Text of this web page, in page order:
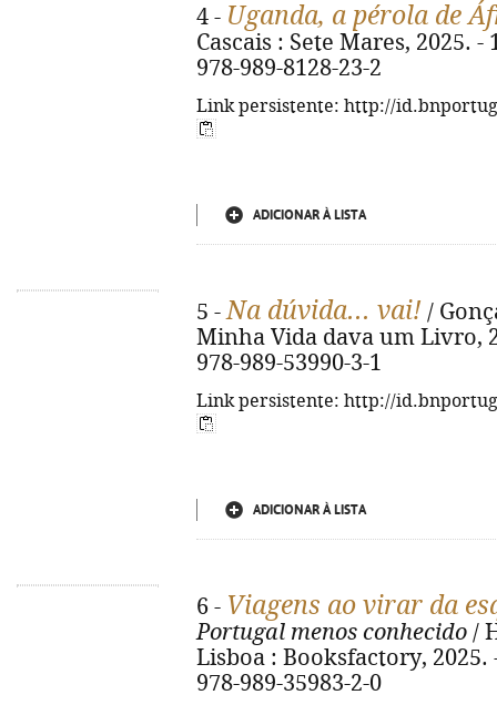
4 - Uganda, a pérola de
Cascais : Sete Mares, 2025.
978-989-8128-23-2
Link persistente: http://
ADICIONAR À LISTA
5 -Na dúvida... vai! /
Minha Vida dava um Livro,
978-989-53990-3-1
Link persistente: http://
ADICIONAR À LISTA
6 - Viagens ao virar da
Portugal menos conhecido /
Lisboa : Booksfactory, 2025.
978-989-35983-2-0